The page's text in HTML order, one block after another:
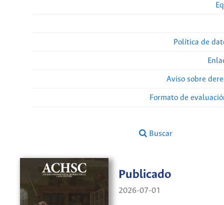
Política de
Aviso sobre
Formato de
Buscar
Publicado
2026-07-01